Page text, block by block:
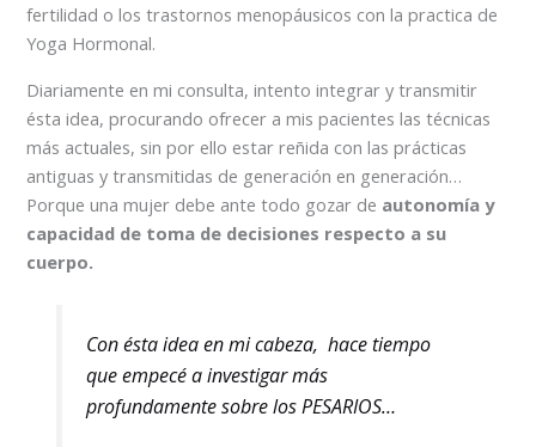
fertilidad o los trastornos menopáusicos con la practica de
Yoga Hormonal.
Diariamente en mi consulta, intento integrar y transmitir
ésta idea, procurando ofrecer a mis pacientes las técnicas
más actuales, sin por ello estar reñida con las prácticas
antiguas y transmitidas de generación en generación…
Porque una mujer debe ante todo gozar de autonomía y
capacidad de toma de decisiones respecto a su
cuerpo.
Con ésta idea en mi cabeza, hace tiempo
que empecé a investigar más
profundamente sobre los PESARIOS…